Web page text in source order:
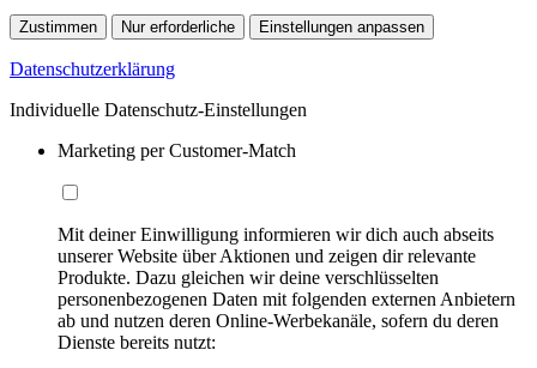
Zustimmen Nur erforderliche Einstellungen anpassen
Datenschutzerklärung
Individuelle Datenschutz-Einstellungen
Marketing per Customer-Match
Mit deiner Einwilligung informieren wir dich auch abseits
unserer Website über Aktionen und zeigen dir relevante
Produkte. Dazu gleichen wir deine verschlüsselten
personenbezogenen Daten mit folgenden externen Anbietern
ab und nutzen deren Online-Werbekanäle, sofern du deren
Dienste bereits nutzt: